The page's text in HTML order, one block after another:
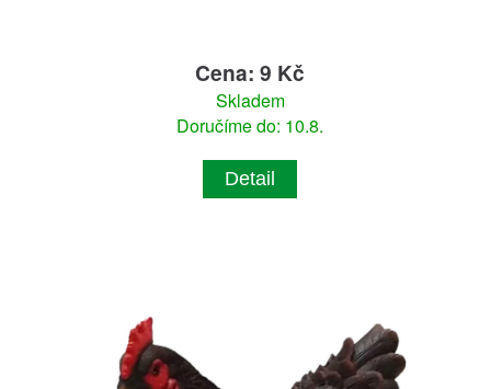
Cena: 9 Kč
Skladem
Doručíme do: 10.8.
Detail